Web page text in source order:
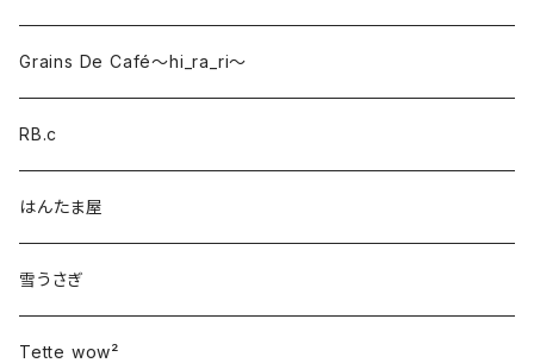
Grains De Café〜hi_ra_ri〜
RB.c
はんたま屋
雪うさぎ
Tette wow²